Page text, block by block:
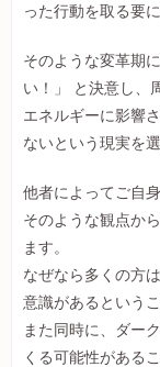
った行動を取る要
そのような変革期
い！」 と決意し、
エネルギーに影響
ないという現実を
他者によってご自
そのような観点か
ます。
なぜなら多くの方
意識があるという
また同時に、ダー
くる可能性がある